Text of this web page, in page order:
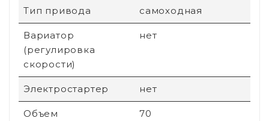
Тип привода самоходная
Вариатор
(регулировка
скорости)
нет
Электростартер нет
Объем
70